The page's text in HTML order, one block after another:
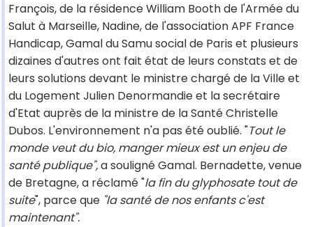
François, de la résidence William Booth de l'Armée du
Salut à Marseille, Nadine, de l'association APF France
Handicap, Gamal du Samu social de Paris et plusieurs
dizaines d'autres ont fait état de leurs constats et de
leurs solutions devant le ministre chargé de la Ville et
du Logement Julien Denormandie et la secrétaire
d'Etat auprès de la ministre de la Santé Christelle
Dubos. L'environnement n'a pas été oublié. "Tout le
monde veut du bio, manger mieux est un enjeu de
santé publique",a souligné Gamal. Bernadette, venue
de Bretagne, a réclamé "la fin du glyphosate tout de
suite", parce que "la santé de nos enfants c'est
maintenant".